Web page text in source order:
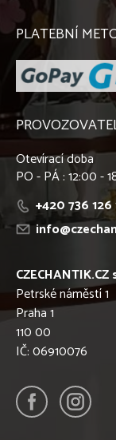
PLATEBNÍ
Otevírací doba
PO - PÁ : 12:00 -
+420 736 126
CZECHANTIK.CZ
Petrské náměstí 1
Praha 1
110 00
IČ: 06910076